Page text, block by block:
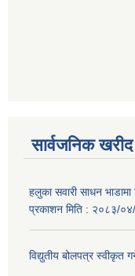
सार्वजनिक
हलुका सवारी साधन
प्रकाशन मिति : २०८३/
विद्युतीय बोलपत्र